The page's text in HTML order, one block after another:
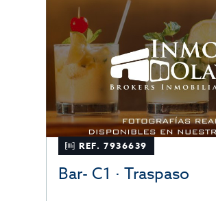
REF. 7936639
Bar- C1 · Traspaso